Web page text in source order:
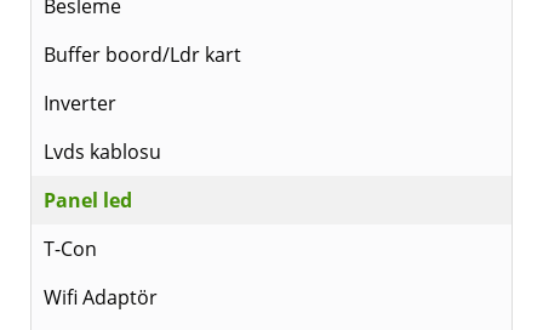
Besleme
Buffer boord/Ldr kart
Inverter
Lvds kablosu
Panel led
T-Con
Wifi Adaptör